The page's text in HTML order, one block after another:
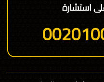
استشارة